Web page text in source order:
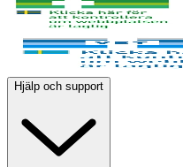
Hjälp och support